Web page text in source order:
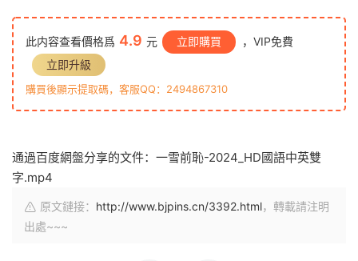
此内容查看價格爲 4.9 元 立即購買
，VIP免費
立即升級
購買後顯示提取碼，客服QQ：2494867310
通過百度網盤分享的文件：一雪前恥-2024_HD國語中英雙
字.mp4
原文鏈接： http://www.bjpins.cn/3392.html，轉載請注明
出處~~~